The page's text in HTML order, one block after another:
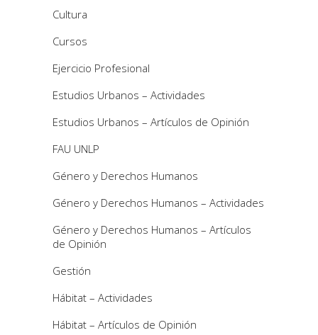
Cultura
Cursos
Ejercicio Profesional
Estudios Urbanos – Actividades
Estudios Urbanos – Artículos de Opinión
FAU UNLP
Género y Derechos Humanos
Género y Derechos Humanos – Actividades
Género y Derechos Humanos – Artículos
de Opinión
Gestión
Hábitat – Actividades
Hábitat – Artículos de Opinión